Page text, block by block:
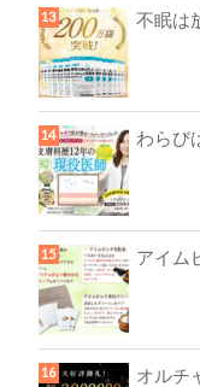
不眠は
わらび
アイム
オルチ